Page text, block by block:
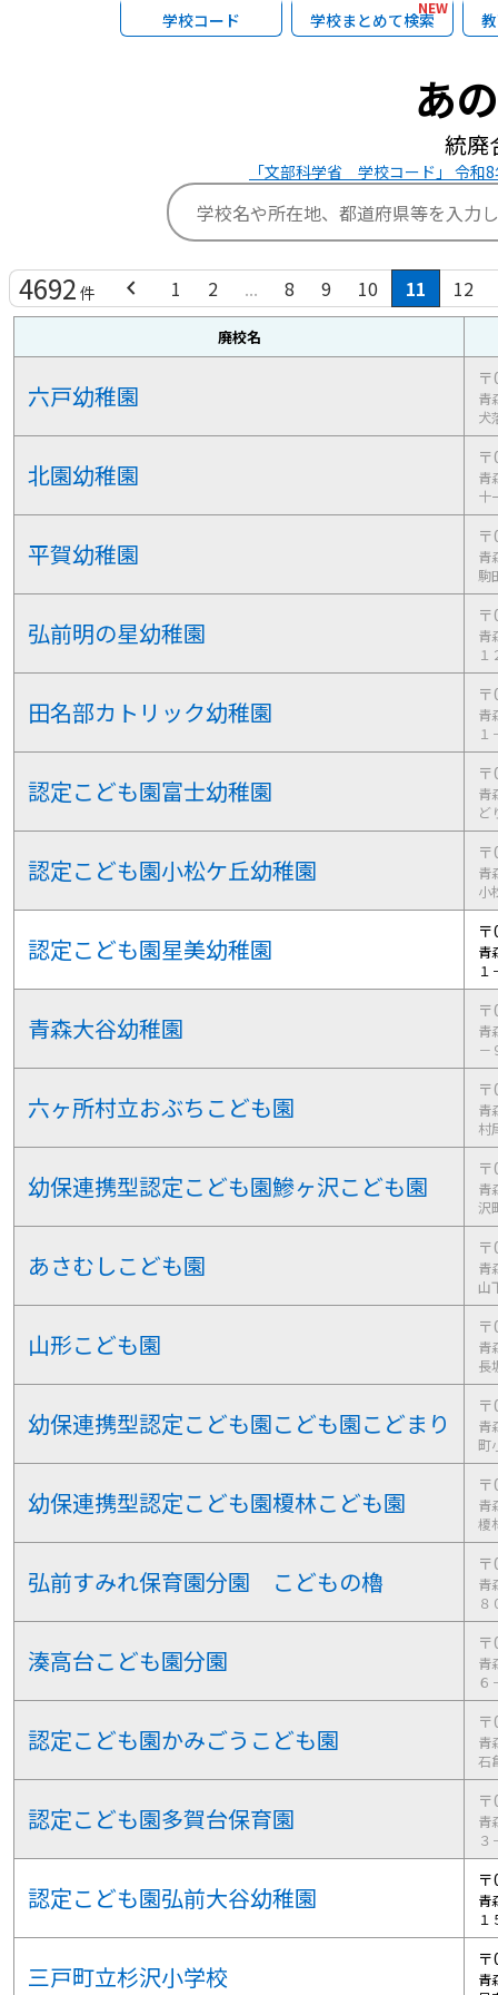
学校コード 学校まとめて検索
NEW
あ
統廃
「文部科学省 学校コード」 令和
4692 件 chevron_left 1 2 ... 8 9 10 11 12
廃校名
六戸幼稚園
青
犬
北園幼稚園
青
十
平賀幼稚園
青
駒
弘前明の星幼稚園
青
１
田名部カトリック幼稚園
青
１
認定こども園富士幼稚園
青
ど
認定こども園小松ケ丘幼稚園
青
小
認定こども園星美幼稚園
青
１
青森大谷幼稚園
青
－
六ヶ所村立おぶちこども園
青
村
幼保連携型認定こども園鰺ヶ沢こども園
青
沢
あさむしこども園
青
山
山形こども園
青
長
幼保連携型認定こども園こども園こどまり
青
町
幼保連携型認定こども園榎林こども園
青
榎
弘前すみれ保育園分園 こどもの櫓
青
８
湊高台こども園分園
青
６
認定こども園かみごうこども園
青
石
認定こども園多賀台保育園
青
３
認定こども園弘前大谷幼稚園
青
１
三戸町立杉沢小学校
青